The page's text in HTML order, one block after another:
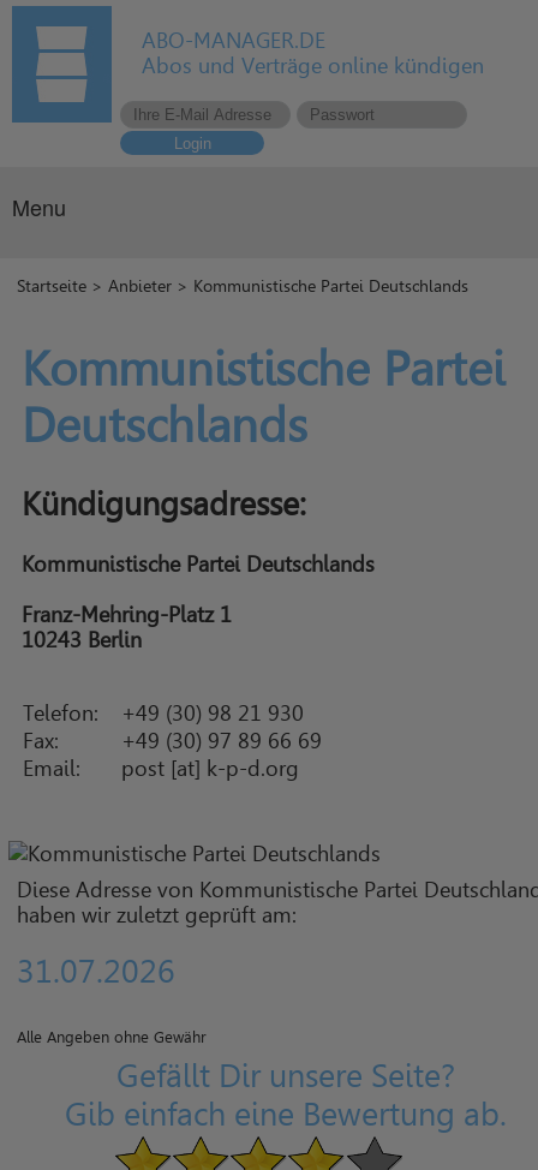
ABO-MANAGER.DE
Abos und Verträge online kündigen
Login
Menu
Startseite >Anbieter > Kommunistische Partei Deutschlands
Kommunistische Partei
Deutschlands
Kündigungsadresse:
Kommunistische Partei Deutschlands
Franz-Mehring-Platz 1
10243 Berlin
Telefon:
+49 (30) 98 21 930
Fax:
+49 (30) 97 89 66 69
Email:
post [at] k-p-d.org
Diese Adresse von Kommunistische Partei
haben wir zuletzt geprüft am:
31.07.2026
Alle Angeben ohne Gewähr
Gefällt Dir unsere Seite?
Gib einfach eine Bewertung ab.